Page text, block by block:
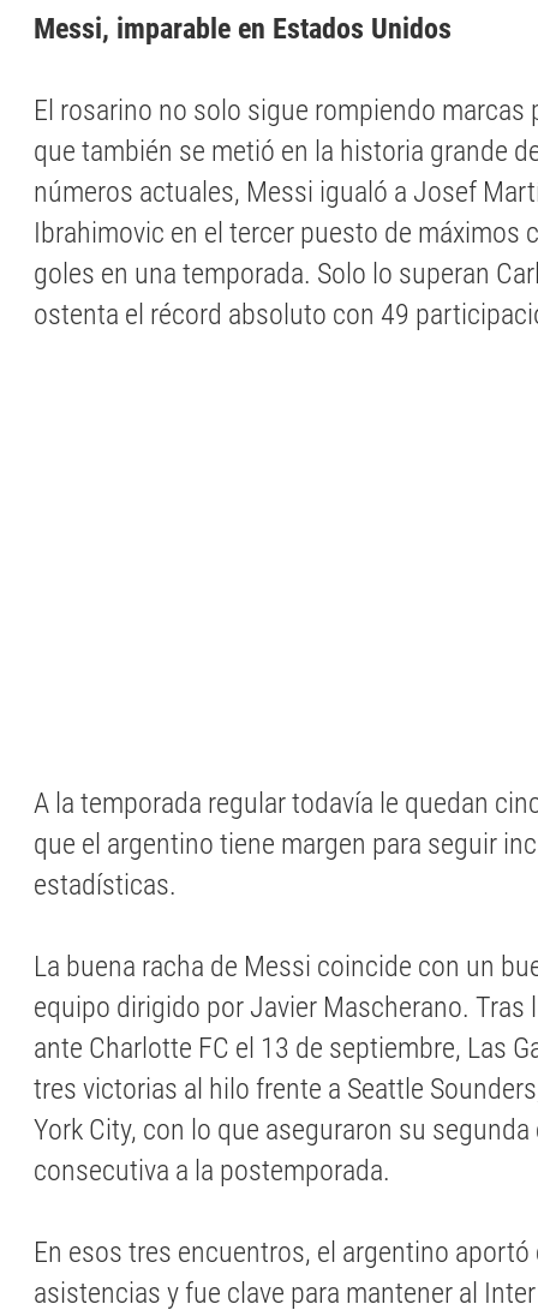
Messi, imparable en Estados Unidos
El rosarino no solo sigue rompiendo marcas
que también se metió en la historia grande
números actuales, Messi igualó a Josef
Ibrahimovic en el tercer puesto de máximos
goles en una temporada. Solo lo superan
ostenta el récord absoluto con 49
A la temporada regular todavía le quedan
que el argentino tiene margen para seguir
estadísticas.
La buena racha de Messi coincide con un
equipo dirigido por Javier Mascherano. Tras
ante Charlotte FC el 13 de septiembre, Las
tres victorias al hilo frente a Seattle
York City, con lo que aseguraron su
consecutiva a la postemporada.
En esos tres encuentros, el argentino
asistencias y fue clave para mantener al